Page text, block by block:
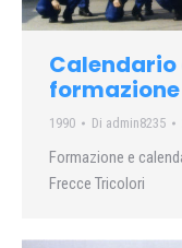
formazione
1990 Di admin8235
Formazione e
Frecce Tricolori